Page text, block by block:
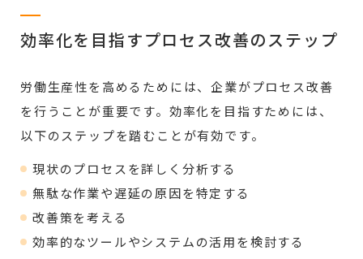
効率化を目指すプロセス改善のステップ
労働生産性を高めるためには、企業がプロセス改善
を行うことが重要です。効率化を目指すためには、
以下のステップを踏むことが有効です。
現状のプロセスを詳しく分析する
無駄な作業や遅延の原因を特定する
改善策を考える
効率的なツールやシステムの活用を検討する